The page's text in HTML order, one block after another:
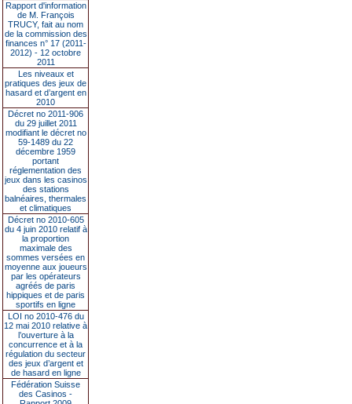
Rapport d'information
de M. François
TRUCY, fait au nom
de la commission des
finances n° 17 (2011-
2012) - 12 octobre
2011
Les niveaux et
pratiques des jeux de
hasard et d’argent en
2010
Décret no 2011-906
du 29 juillet 2011
modifiant le décret no
59-1489 du 22
décembre 1959
portant
réglementation des
jeux dans les casinos
des stations
balnéaires, thermales
et climatiques
Décret no 2010-605
du 4 juin 2010 relatif à
la proportion
maximale des
sommes versées en
moyenne aux joueurs
par les opérateurs
agréés de paris
hippiques et de paris
sportifs en ligne
LOI no 2010-476 du
12 mai 2010 relative à
l’ouverture à la
concurrence et à la
régulation du secteur
des jeux d’argent et
de hasard en ligne
Fédération Suisse
des Casinos -